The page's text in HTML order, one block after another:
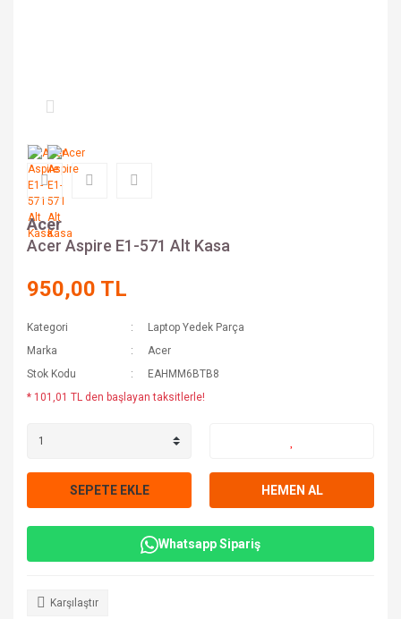
Acer
Acer Aspire E1-571 Alt Kasa
950,00 TL
Kategori
Laptop Yedek Parça
Marka
Acer
Stok Kodu
EAHMM6BTB8
* 101,01 TL den başlayan taksitlerle!
SEPETE EKLE HEMEN AL
Whatsapp Sipariş
Karşılaştır